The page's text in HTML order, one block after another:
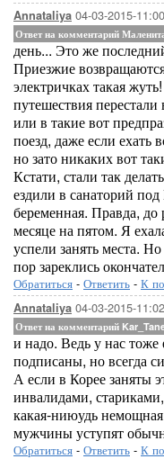
Annataliya 04-03-2015-11:00
Ответ на комментарий
день... Это же
Приезжие
электричках такая
путешествия
или в такие вот
поезд, даже если ехать
но зато никаких вот
Кстати, стали так
ездили в санаторий
беременная. Правда, до
месяце на пятом. Я
успели занять места.
пор зареклись
Обратиться - Ответить - К
Annataliya 04-03-2015-11:02
Ответ на комментарий
и надо. Ведь у нас тоже
подписаны, но всегда
А если в Корее заняты
инвалидами,
какая-ниюудь
мужчины уступят
Обратиться - Ответить - К